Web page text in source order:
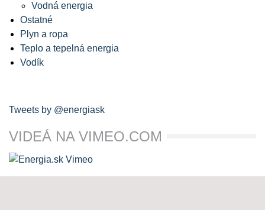
Vodná energia
Ostatné
Plyn a ropa
Teplo a tepelná energia
Vodík
Tweets by @energiask
VIDEÁ NA VIMEO.COM